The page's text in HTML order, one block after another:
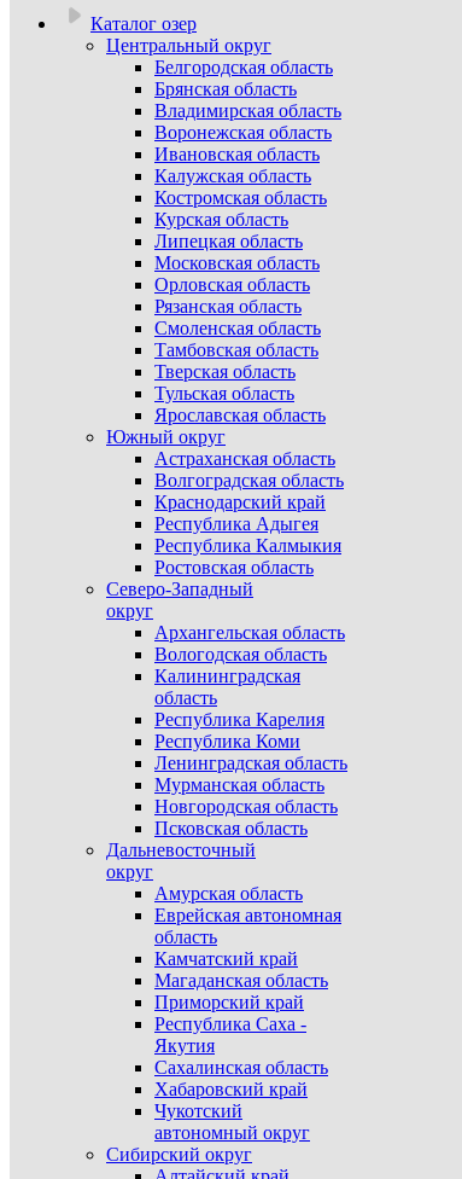
Каталог озер
Центральный округ
Белгородская область
Брянская область
Владимирская область
Воронежская область
Ивановская область
Калужская область
Костромская область
Курская область
Липецкая область
Московская область
Орловская область
Рязанская область
Смоленская область
Тамбовская область
Тверская область
Тульская область
Ярославская область
Южный округ
Астраханская область
Волгоградская область
Краснодарский край
Республика Адыгея
Республика Калмыкия
Ростовская область
Северо-Западный
округ
Архангельская область
Вологодская область
Калининградская
область
Республика Карелия
Республика Коми
Ленинградская область
Мурманская область
Новгородская область
Псковская область
Дальневосточный
округ
Амурская область
Еврейская автономная
область
Камчатский край
Магаданская область
Приморский край
Республика Саха -
Якутия
Сахалинская область
Хабаровский край
Чукотский
автономный округ
Сибирский округ